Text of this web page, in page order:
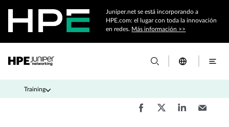
Juniper.net se está incorporando a
HPE.com: el lugar con toda la innovación
en redes. Más información >>
Training